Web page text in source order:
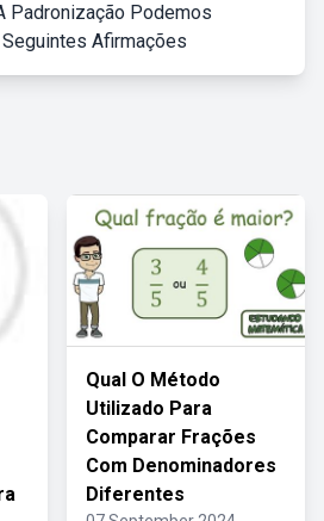
Padronização Podemos
Afirmações
Qual O Método
Utilizado Para
Comparar Frações
Com Denominadores
Diferentes